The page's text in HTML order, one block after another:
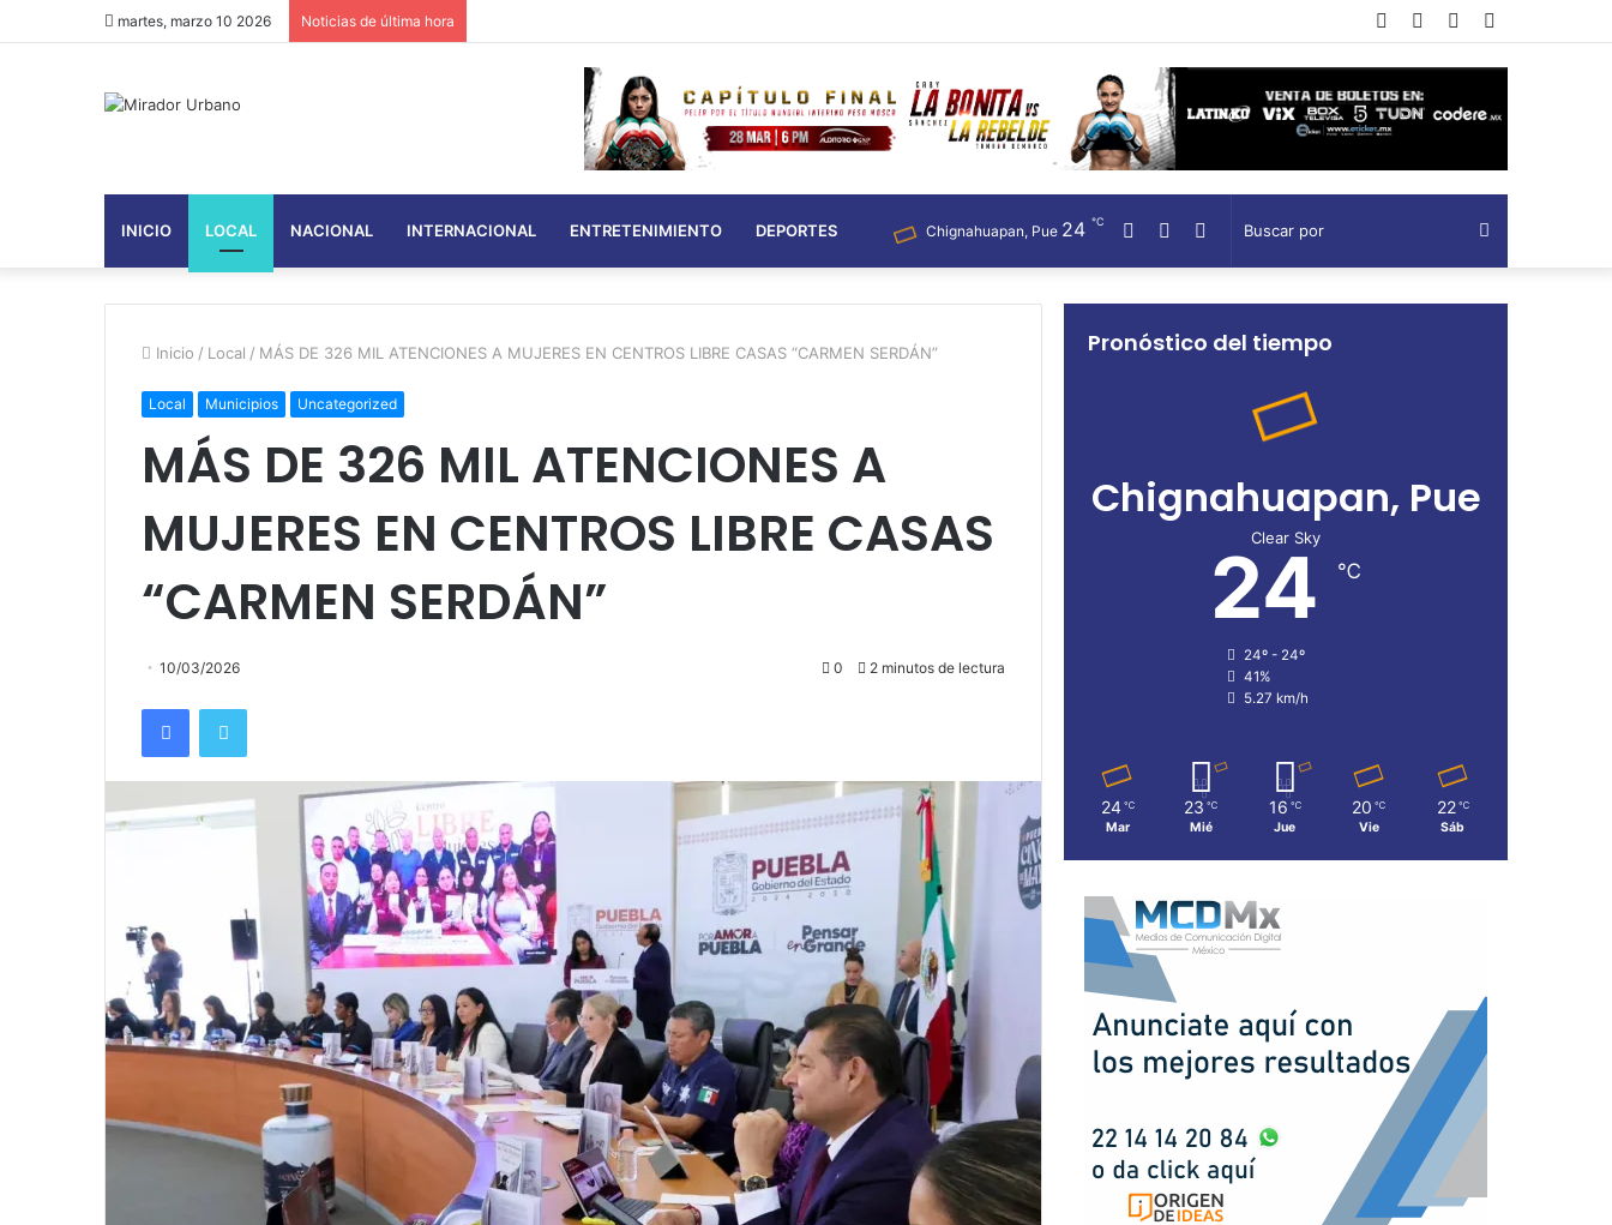
martes, marzo 10 2026 Noticias de última hora
lateral
Telegram
Twitter
Facebook
INICIO LOCAL NACIONAL INTERNACIONAL ENTRETENIMIENTO DEPORTES Buscar
por
Telegram
Twitter
Facebook
Chignahuapan, Pue 24 ℃
Inicio / Local / MÁS DE 326 MIL ATENCIONES A MUJERES EN CENTROS LIBRE CASAS “CARMEN SERDÁN”
Local Municipios Uncategorized
MÁS DE 326 MIL ATENCIONES A
MUJERES EN CENTROS LIBRE CASAS
“CARMEN SERDÁN”
10/03/2026 0 2 minutos de lectura
FacebookTwitter
Pronóstico del tiempo
Chignahuapan, Pue
Clear Sky
24 ℃
24º - 24º
41%
5.27 km/h
24 ℃
Mar
23 ℃
Mié
16 ℃
Jue
20 ℃
Vie
22 ℃
Sáb